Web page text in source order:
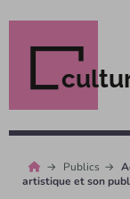
Publics
artistique et son